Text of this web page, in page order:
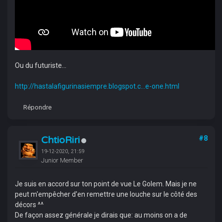
Ou du futuriste...
http://hastalafigurinasiempre.blogspot.c...e-one.html
Répondre
ChtioRiri
19-12-2020, 21:59
Junior Member
#8
Je suis en accord sur ton point de vue Le Golem. Mais je ne
peut m'empêcher d'en remettre une louche sur le côté des
décors ^^
De façon assez générale je dirais que: au moins on a de